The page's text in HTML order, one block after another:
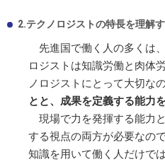
2.テクノロジストの特長を理解
先進国で働く人の多くは
ロジストは知識労働と肉体
ノロジストにとって大切なの
とと、成果を定義する能力
現場で力を発揮する能力
する視点の両方が必要なの
知識を用いて働く人だけで